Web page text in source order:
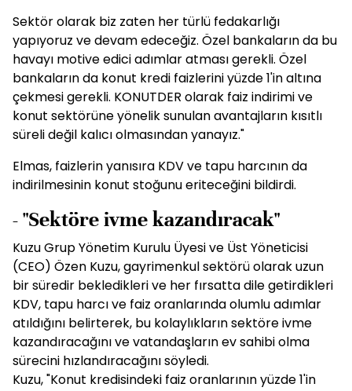
Sektör olarak biz zaten her türlü fedakarlığı
yapıyoruz ve devam edeceğiz. Özel bankaların da bu
havayı motive edici adımlar atması gerekli. Özel
bankaların da konut kredi faizlerini yüzde 1'in altına
çekmesi gerekli. KONUTDER olarak faiz indirimi ve
konut sektörüne yönelik sunulan avantajların kısıtlı
süreli değil kalıcı olmasından yanayız."
Elmas, faizlerin yanısıra KDV ve tapu harcının da
indirilmesinin konut stoğunu eriteceğini bildirdi.
- "Sektöre ivme kazandıracak"
Kuzu Grup Yönetim Kurulu Üyesi ve Üst Yöneticisi
(CEO) Özen Kuzu, gayrimenkul sektörü olarak uzun
bir süredir bekledikleri ve her fırsatta dile getirdikleri
KDV, tapu harcı ve faiz oranlarında olumlu adımlar
atıldığını belirterek, bu kolaylıkların sektöre ivme
kazandıracağını ve vatandaşların ev sahibi olma
sürecini hızlandıracağını söyledi.
Kuzu, "Konut kredisindeki faiz oranlarının yüzde 1'in